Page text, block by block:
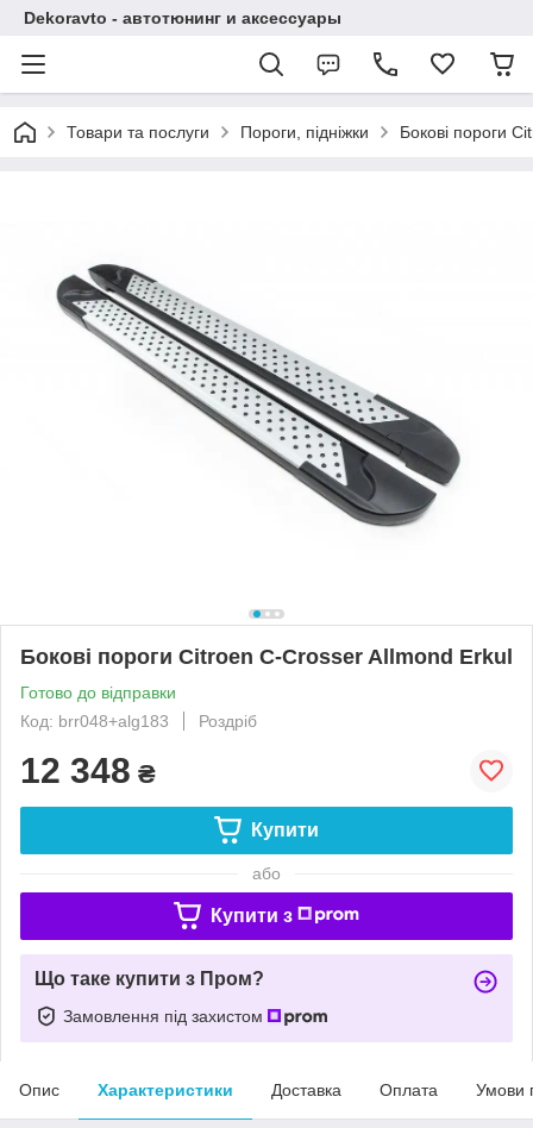
Dekoravto - автотюнинг и аксессуары
Товари та послуги Пороги, підніжки Бокові пороги
Бокові пороги Citroen C-Crosser Allmond Erkul
Готово до відправки
Код: brr048+alg183
Роздріб
12 348 ₴
Купити
або
Купити з
Що таке купити з Пром?
Замовлення під захистом
Опис Характеристики Доставка Оплата Умови